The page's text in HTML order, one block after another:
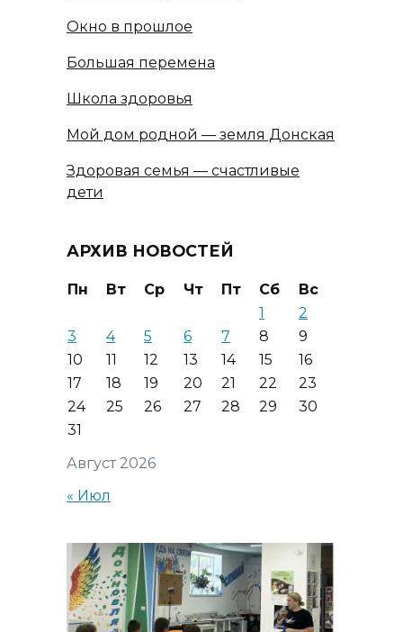
Окно в прошлое
Большая перемена
Школа здоровья
Мой дом родной — земля Донская
Здоровая семья — счастливые
дети
АРХИВ НОВОСТЕЙ
Август 2026
Пн Вт Ср Чт Пт Сб
Вс
1
2
3
4 5 6 7 8
9
10
11 12 13 14 15
16
17
18 19 20 21 22
23
24
25 26 27 28 29
30
31
« Июл